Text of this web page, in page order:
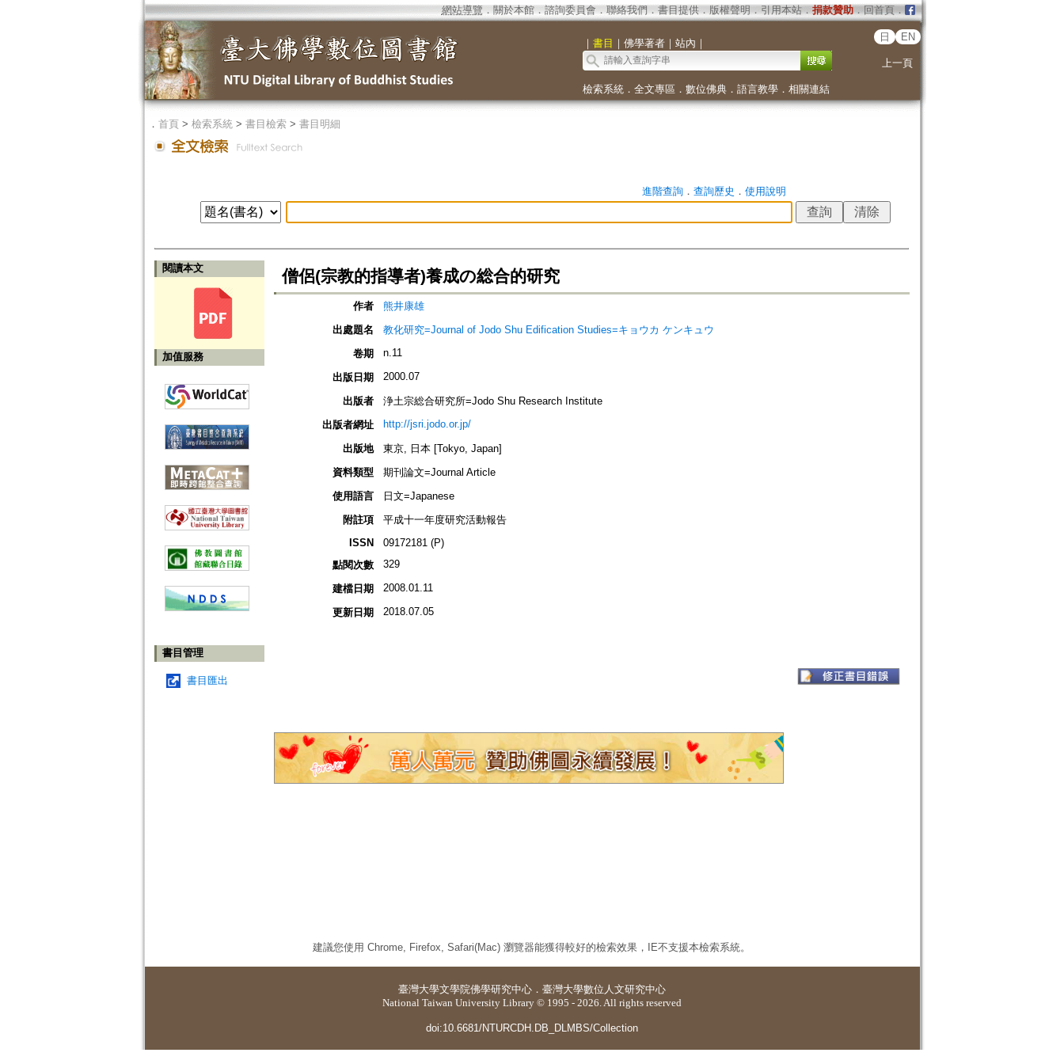
網站導覽 ． 關於本館． 諮詢委員會． 聯絡我們 ． 書目提供． 版權聲明 ． 引用本站． 捐款贊助．回首頁．
｜ 書目 ｜ 佛學著者｜ 站內 ｜
日 EN
上一頁
檢索系統． 全文專區 ． 數位佛典． 語言教學． 相關連結
． 首頁> 檢索系統> 書目檢索> 書目明細
進階查詢． 查詢歷史 ． 使用說明
閱讀本文
加值服務
書目管理
書目匯出
僧侶(宗教的指導者)養成の総合的研究
作者
熊井康雄
出處題名
教化研究=Journal of Jodo Shu Edification Studies=キョウカ ケンキュウ
卷期
n.11
出版日期 2000.07
出版者
浄土宗総合研究所=Jodo Shu Research Institute
出版者網址
http://jsri.jodo.or.jp/
出版地
東京, 日本 [Tokyo, Japan]
資料類型
期刊論文=Journal Article
使用語言
日文=Japanese
附註項
平成十一年度研究活動報告
ISSN
09172181 (P)
點閱次數
329
建檔日期 2008.01.11
更新日期 2018.07.05
建議您使用 Chrome, Firefox, Safari(Mac) 瀏覽器能獲得較好的檢索效果，IE不支援本檢索系統。
臺灣大學文學院佛學研究中心 ． 臺灣大學數位人文研究中心
National Taiwan University Library © 1995 - 2026. All rights reserved
doi:10.6681/NTURCDH.DB_DLMBS/Collection